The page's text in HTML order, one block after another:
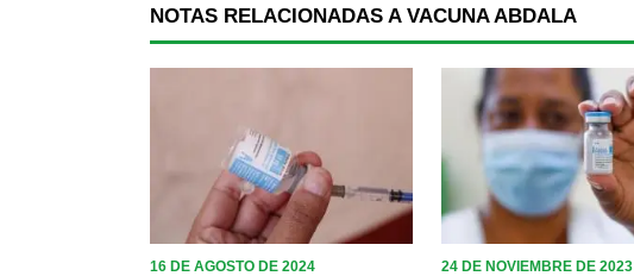
NOTAS RELACIONADAS A VACUNA ABDALA
16 DE AGOSTO DE 2024 24 DE NOVIEMBRE DE 2023